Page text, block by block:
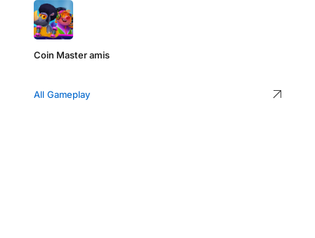
Coin Master amis
All Gameplay